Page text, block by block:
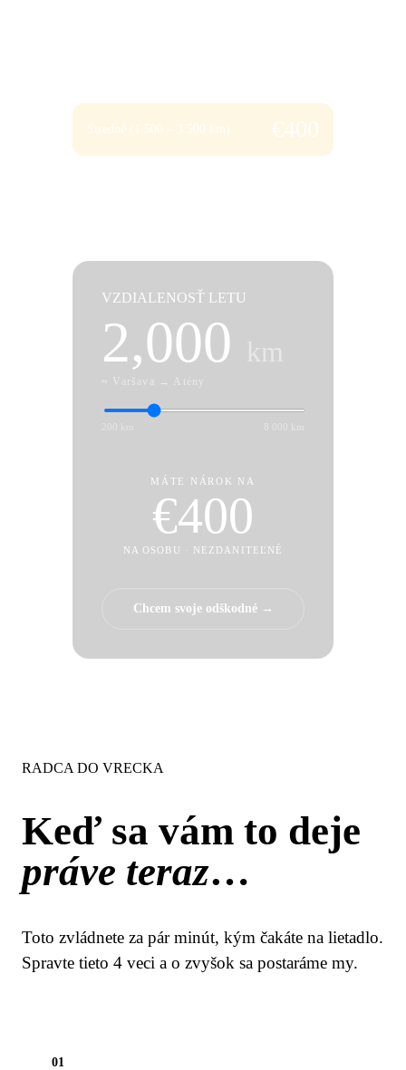
Stredné (1 500 – 3 500 km) €400
VZDIALENOSŤ LETU
2,000
≈ Varšava → Atény
MÁTE NÁROK NA
€400
NA OSOBU · NEZDANITEĽNÉ
Chcem svoje odškodné →
RADCA DO VRECKA
Keď sa vám to deje
práve teraz…
Toto zvládnete za pár minút, kým čakáte na lietadlo.
Spravte tieto 4 veci a o zvyšok sa postaráme my.
01